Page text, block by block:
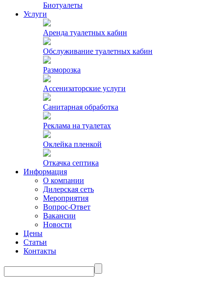
Биотуалеты
Услуги
Аренда туалетных кабин
Обслуживание туалетных кабин
Разморозка
Ассенизаторские услуги
Санитарная обработка
Реклама на туалетах
Оклейка пленкой
Откачка септика
Информация
О компании
Дилерская сеть
Мероприятия
Вопрос-Ответ
Вакансии
Новости
Цены
Статьи
Контакты